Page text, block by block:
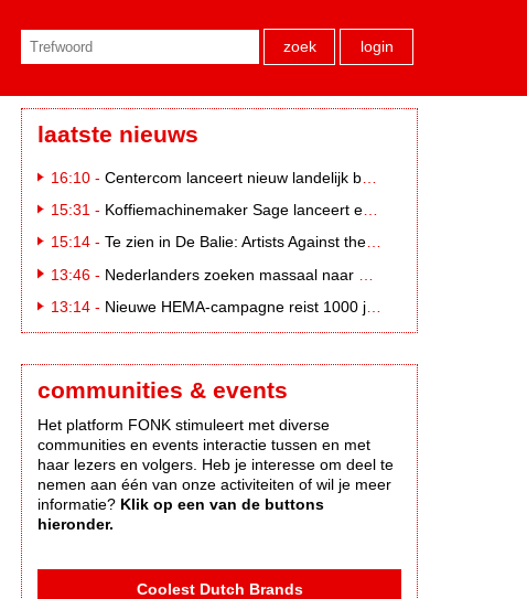
zoek login
laatste nieuws
16:10 - Centercom lanceert nieuw landelijk buitereclamenetwerk: City Cubes
15:31 - Koffiemachinemaker Sage lanceert e-commerceplatform voor koffieliefhebbers
15:14 - Te zien in De Balie: Artists Against the Kremlin III
13:46 - Nederlanders zoeken massaal naar eclipsbrillen op Marktplaats
13:14 - Nieuwe HEMA-campagne reist 1000 jaar terug in de tijd naar 'Hemastein'
communities & events
Het platform FONK stimuleert met diverse
communities en events interactie tussen en met
haar lezers en volgers. Heb je interesse om deel te
nemen aan één van onze activiteiten of wil je meer
informatie? Klik op een van de buttons
hieronder.
Coolest Dutch Brands